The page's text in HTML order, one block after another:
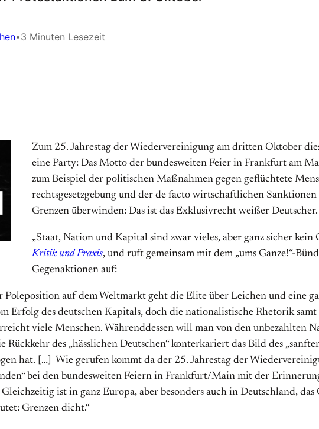
•3 Minuten Lesezeit
Zum 25. Jahrestag der Wieder­ver­eini­gung am drit­ten Ok­to­ber
eine Party: Das Mot­to der bun­des­weiten Feier in Frank­furt am
zum Beispiel der poli­ti­schen Maß­nahmen gegen ge­flüch­tete
rechts­gesetz­gebung und der de facto wirt­schaft­lichen
Gren­zen über­win­den: Das ist das Ex­klusiv­recht wei­ßer Deut­scher.
„Staat, Nation und Kapital sind zwar vieles, aber ganz sicher kein
Kritik und Praxis, und ruft gemeinsam mit dem „ums Ganze!“-
Gegenaktionen auf:
Poleposition auf dem Weltmarkt geht die Elite über Leichen und eine
Erfolg des deutschen Kapitals, doch die nationalistische Rhetorik
viele Menschen. Währenddessen will man von den unbezahlten
des „hässlichen Deutschen“ konterkariert das Bild des
hat. […] Wie gerufen kommt da der 25. Jahrestag der
bei den bundesweiten Feiern in Frankfurt/Main mit der
ist in ganz Europa, aber besonders auch in Deutschland, das
Grenzen dicht.“